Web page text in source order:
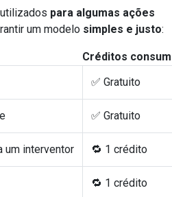
para algumas ações
um modelo simples e justo:
Créditos
✅ Gratuito
✅ Gratuito
um interventor 🔁 1 crédito
🔁 1 crédito